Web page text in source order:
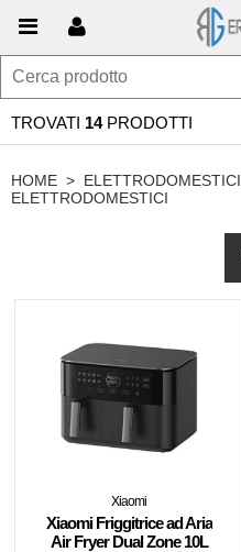
TROVATI 14PRODOTTI
HOME > ELETTRODOMESTICI
ELETTRODOMESTICI
Xiaomi
Xiaomi Friggitrice ad Aria
Air Fryer Dual Zone 10L